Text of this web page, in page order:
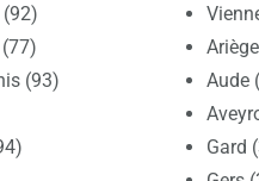
(92)
(93)
Aude
Gard